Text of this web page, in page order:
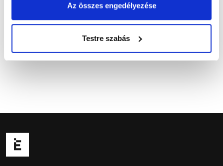
Az összes engedélyezése
Testre szabás
Kapcsolódó cikkek